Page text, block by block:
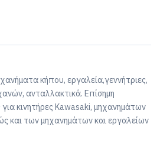
κήπου, εργαλεία,γεννήτριες,
ανταλλακτικά. Επίσημη
κινητήρες Kawasaki, μηχανημάτων
και των μηχανημάτων και εργαλείων